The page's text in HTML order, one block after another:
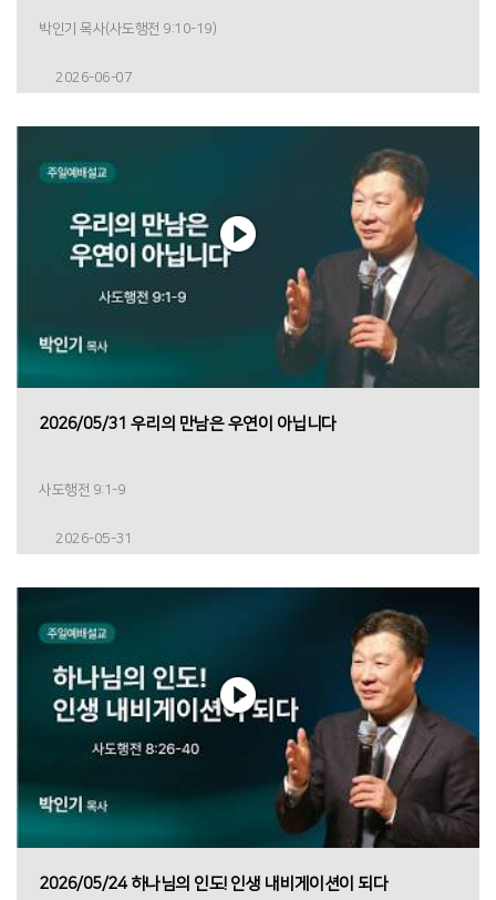
박인기 목사(사도행전 9:10-19)
2026-06-07
2026/05/31 우리의 만남은 우연이 아닙니다
사도행전 9:1-9
2026-05-31
2026/05/24 하나님의 인도! 인생 내비게이션이 되다